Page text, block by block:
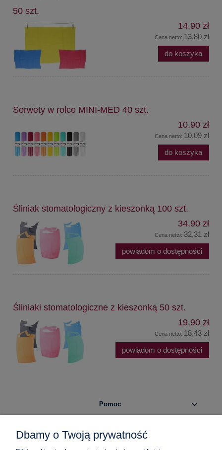
50 szt.
14,90 zł
Cena netto: 13,80 zł
do koszyka
Serwety w rolce MINI-MED 40 szt.
10,90 zł
Cena netto: 10,09 zł
do koszyka
Śliniak stomatologiczny z kieszonką 100 szt.
34,90 zł
Cena netto: 32,31 zł
powiadom o dostępności
Śliniaki stomatologiczne z kieszonką 50 szt.
19,90 zł
Cena netto: 18,43 zł
powiadom o dostępności
Pomoc
Dbamy o Twoją prywatność